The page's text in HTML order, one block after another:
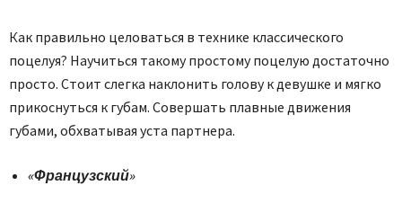
Как правильно целоваться в технике классического
поцелуя? Научиться такому простому поцелую достаточно
просто. Стоит слегка наклонить голову к девушке и мягко
прикоснуться к губам. Совершать плавные движения
губами, обхватывая уста партнера.
«Французский»